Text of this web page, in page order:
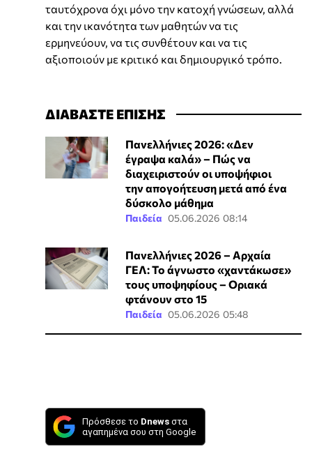
ταυτόχρονα όχι μόνο την κατοχή γνώσεων, αλλά
και την ικανότητα των μαθητών να τις
ερμηνεύουν, να τις συνθέτουν και να τις
αξιοποιούν με κριτικό και δημιουργικό τρόπο.
ΔΙΑΒΑΣΤΕ ΕΠΙΣΗΣ
Πανελλήνιες 2026: «Δεν
έγραψα καλά» – Πώς να
διαχειριστούν οι υποψήφιοι
την απογοήτευση μετά από ένα
δύσκολο μάθημα
Παιδεία 05.06.2026 08:14
Πανελλήνιες 2026 – Αρχαία
ΓΕΛ: Το άγνωστο «χαντάκωσε»
τους υποψηφίους – Οριακά
φτάνουν στο 15
Παιδεία 05.06.2026 05:48
Πρόσθεσε το Dnews στα
αγαπημένα σου στη Google